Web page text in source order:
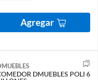
Agregar
DMUEBLES POLI 6